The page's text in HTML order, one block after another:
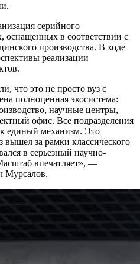
серийного
оснащенных в соответствии с
производства. В ходе
реализации
что это не просто вуз с
полноценная экосистема:
научные центры,
офис. Все подразделения
единый механизм. Это
вышел за рамки классического
в серьезный научно-
впечатляет», —
Мурсалов.